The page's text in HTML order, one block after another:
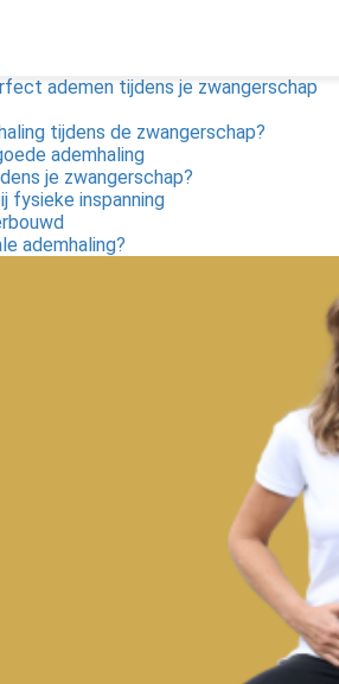
ademen tijdens je zwangerschap
tijdens de zwangerschap?
ademhaling
je zwangerschap?
fysieke inspanning
ademhaling?